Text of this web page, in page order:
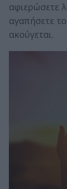
αφιερώσετε
αγαπήσετε
ακούγεται.